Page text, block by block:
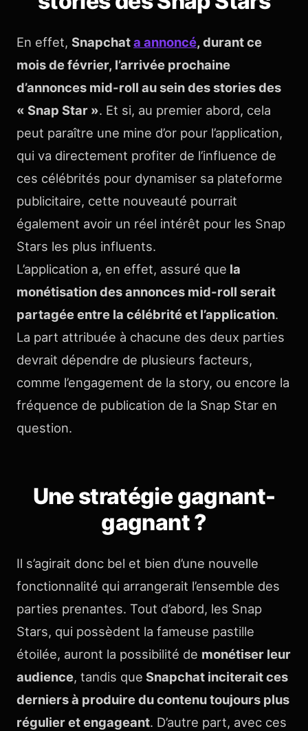
En effet, Snapchata annoncé, durant ce
mois de février, l’arrivée prochaine
d’annonces mid-roll au sein des stories des
« Snap Star ». Et si, au premier abord, cela
peut paraître une mine d’or pour l’application,
qui va directement profiter de l’influence de
ces célébrités pour dynamiser sa plateforme
publicitaire, cette nouveauté pourrait
également avoir un réel intérêt pour les Snap
Stars les plus influents.
L’application a, en effet, assuré que la
monétisation des annonces mid-roll serait
partagée entre la célébrité et l’application.
La part attribuée à chacune des deux parties
devrait dépendre de plusieurs facteurs,
comme l’engagement de la story, ou encore la
fréquence de publication de la Snap Star en
question.
Une stratégie gagnant-
gagnant ?
Il s’agirait donc bel et bien d’une nouvelle
fonctionnalité qui arrangerait l’ensemble des
parties prenantes. Tout d’abord, les Snap
Stars, qui possèdent la fameuse pastille
étoilée, auront la possibilité de monétiser leur
audience, tandis que Snapchat inciterait ces
derniers à produire du contenu toujours plus
régulier et engageant. D’autre part, avec ces